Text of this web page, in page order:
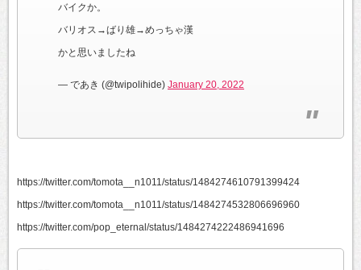
バイクか。
バリオス→ばり雄→めっちゃ漢
かと思いましたね
— であき (@twipolihide) January 20, 2022
https://twitter.com/tomota__n1011/status/1484274610791399424
https://twitter.com/tomota__n1011/status/1484274532806696960
https://twitter.com/pop_eternal/status/1484274222486941696